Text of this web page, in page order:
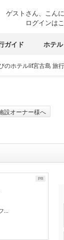
ゲストさん、こん
ログインは
ガイド ホテル
のホテルlit宮古島 旅
設オーナー様へ
PR
...